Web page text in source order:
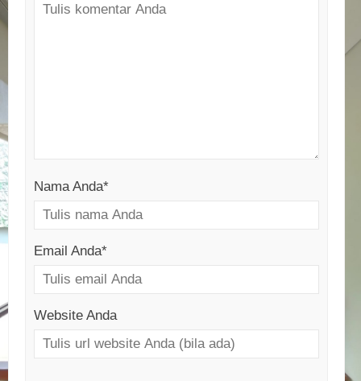
Nama Anda*
Email Anda*
Website Anda